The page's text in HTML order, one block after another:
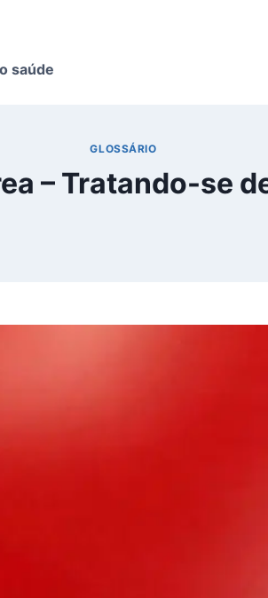
saúde
GLOSSÁRIO
– Tratando-se